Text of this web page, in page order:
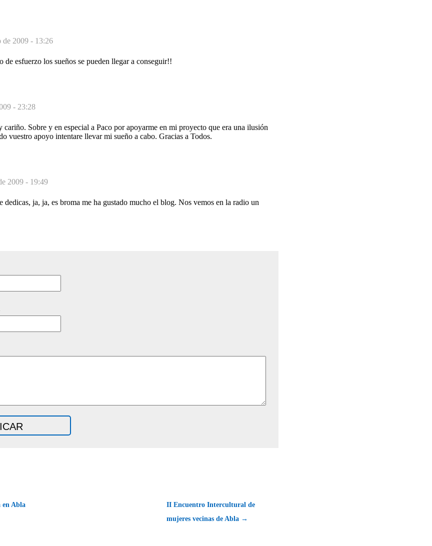
de 2009 - 13:26
esfuerzo los sueños se pueden llegar a conseguir!!
- 23:28
cariño. Sobre y en especial a Paco por apoyarme en mi proyecto que era una ilusión
vuestro apoyo intentare llevar mi sueño a cabo. Gracias a Todos.
2009 - 19:49
dedicas, ja, ja, es broma me ha gustado mucho el blog. Nos vemos en la radio un
en Abla
II Encuentro Intercultural de
mujeres vecinas de Abla →